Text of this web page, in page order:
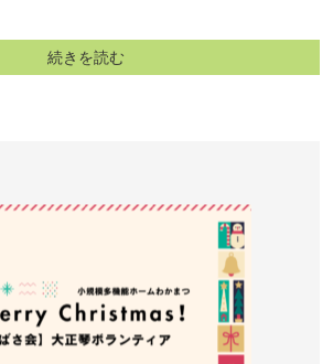
続きを読む